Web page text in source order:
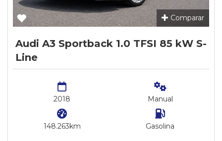
Comparar
Audi A3 Sportback 1.0 TFSI 85 kW S-
Line
2018
148.263km
Manual
Gasolina